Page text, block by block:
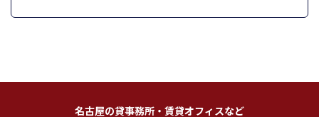
名古屋の貸事務所・賃貸オフィスなど